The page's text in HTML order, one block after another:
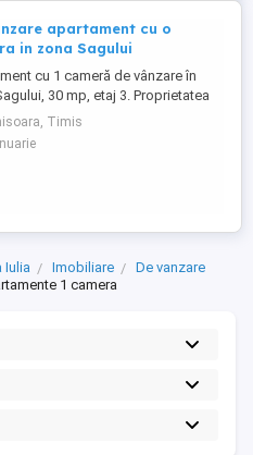
apartament cu o
in zona Sagului
cu 1 cameră de vânzare în
30 mp, etaj 3. Proprietatea
de o poziționare bună,cu
către principalele artere ale
fiind ideală pentru o persoană
Timis
Iulia Imobiliare
De vanzare
1 camera